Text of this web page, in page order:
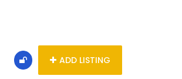
ADD LISTING